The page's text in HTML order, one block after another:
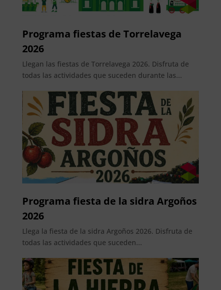
Programa fiestas de Torrelavega
2026
Llegan las fiestas de Torrelavega 2026. Disfruta de
todas las actividades que suceden durante las...
Programa fiesta de la sidra Argoños
2026
Llega la fiesta de la sidra Argoños 2026. Disfruta de
todas las actividades que suceden...